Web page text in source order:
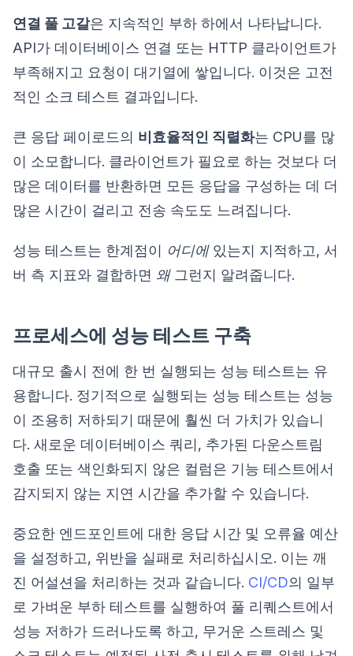
연결 풀 고갈은 지속적인 부하 하에서 나타납니다.
API가 데이터베이스 연결 또는 HTTP 클라이언트가
부족해지고 요청이 대기열에 쌓입니다. 이것은 고전
적인 소크 테스트 결과입니다.
큰 응답 페이로드의 비효율적인 직렬화는 CPU를 많
이 소모합니다. 클라이언트가 필요로 하는 것보다 더
많은 데이터를 반환하면 모든 응답을 구성하는 데 더
많은 시간이 걸리고 전송 속도도 느려집니다.
성능 테스트는 한계점이 어디에있는지 지적하고, 서
버 측 지표와 결합하면 왜그런지 알려줍니다.
프로세스에 성능 테스트 구축
대규모 출시 전에 한 번 실행되는 성능 테스트는 유
용합니다. 정기적으로 실행되는 성능 테스트는 성능
이 조용히 저하되기 때문에 훨씬 더 가치가 있습니
다. 새로운 데이터베이스 쿼리, 추가된 다운스트림
호출 또는 색인화되지 않은 컬럼은 기능 테스트에서
감지되지 않는 지연 시간을 추가할 수 있습니다.
중요한 엔드포인트에 대한 응답 시간 및 오류율 예산
을 설정하고, 위반을 실패로 처리하십시오. 이는 깨
진 어설션을 처리하는 것과 같습니다. CI/CD의 일부
로 가벼운 부하 테스트를 실행하여 풀 리퀘스트에서
성능 저하가 드러나도록 하고, 무거운 스트레스 및